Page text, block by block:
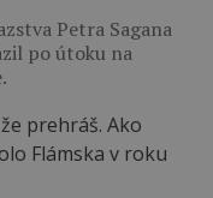
Petra Sagana
po útoku na